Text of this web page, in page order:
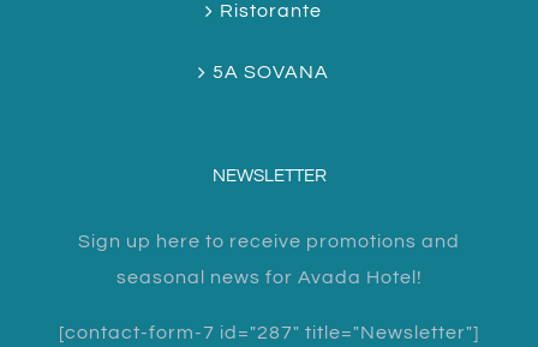
Ristorante
5A SOVANA
NEWSLETTER
Sign up here to receive promotions and
seasonal news for Avada Hotel!
[contact-form-7 id="287" title="Newsletter"]